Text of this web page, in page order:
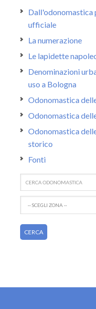
Dall'odonomastica
ufficiale
La numerazione
Le lapidette
Denominazioni
uso a Bologna
Odonomastica
Odonomastica
Odonomastica
storico
Fonti